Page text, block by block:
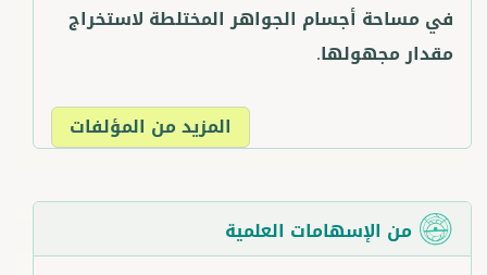
في مساحة أجسام الجواهر المختلطة لاستخراج
مقدار مجهولها.
المزيد من المؤلفات
من الإسهامات العلمية